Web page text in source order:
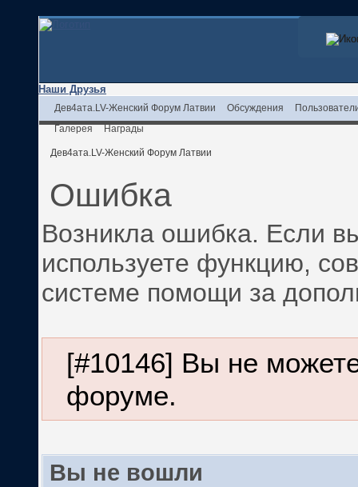
Наши Друзья
Дев4ата.LV-Женский Форум Латвии Обсуждения
Галерея
Награды
Дев4ата.LV-Женский Форум Латвии
Ошибка
Возникла ошибка. Если
используете функцию,
системе помощи за
[#10146] Вы не
форуме.
Вы не вошли